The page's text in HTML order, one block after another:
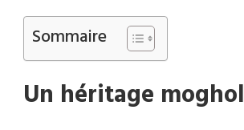
Sommaire
Un héritage moghol